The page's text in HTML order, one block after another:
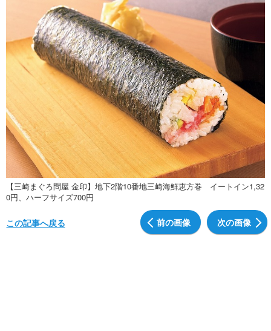
【三崎まぐろ問屋 金印】地下2階10番地三崎海鮮恵方巻 イートイン1,32
0円、ハーフサイズ700円
前の画像 次の画像
この記事へ戻る